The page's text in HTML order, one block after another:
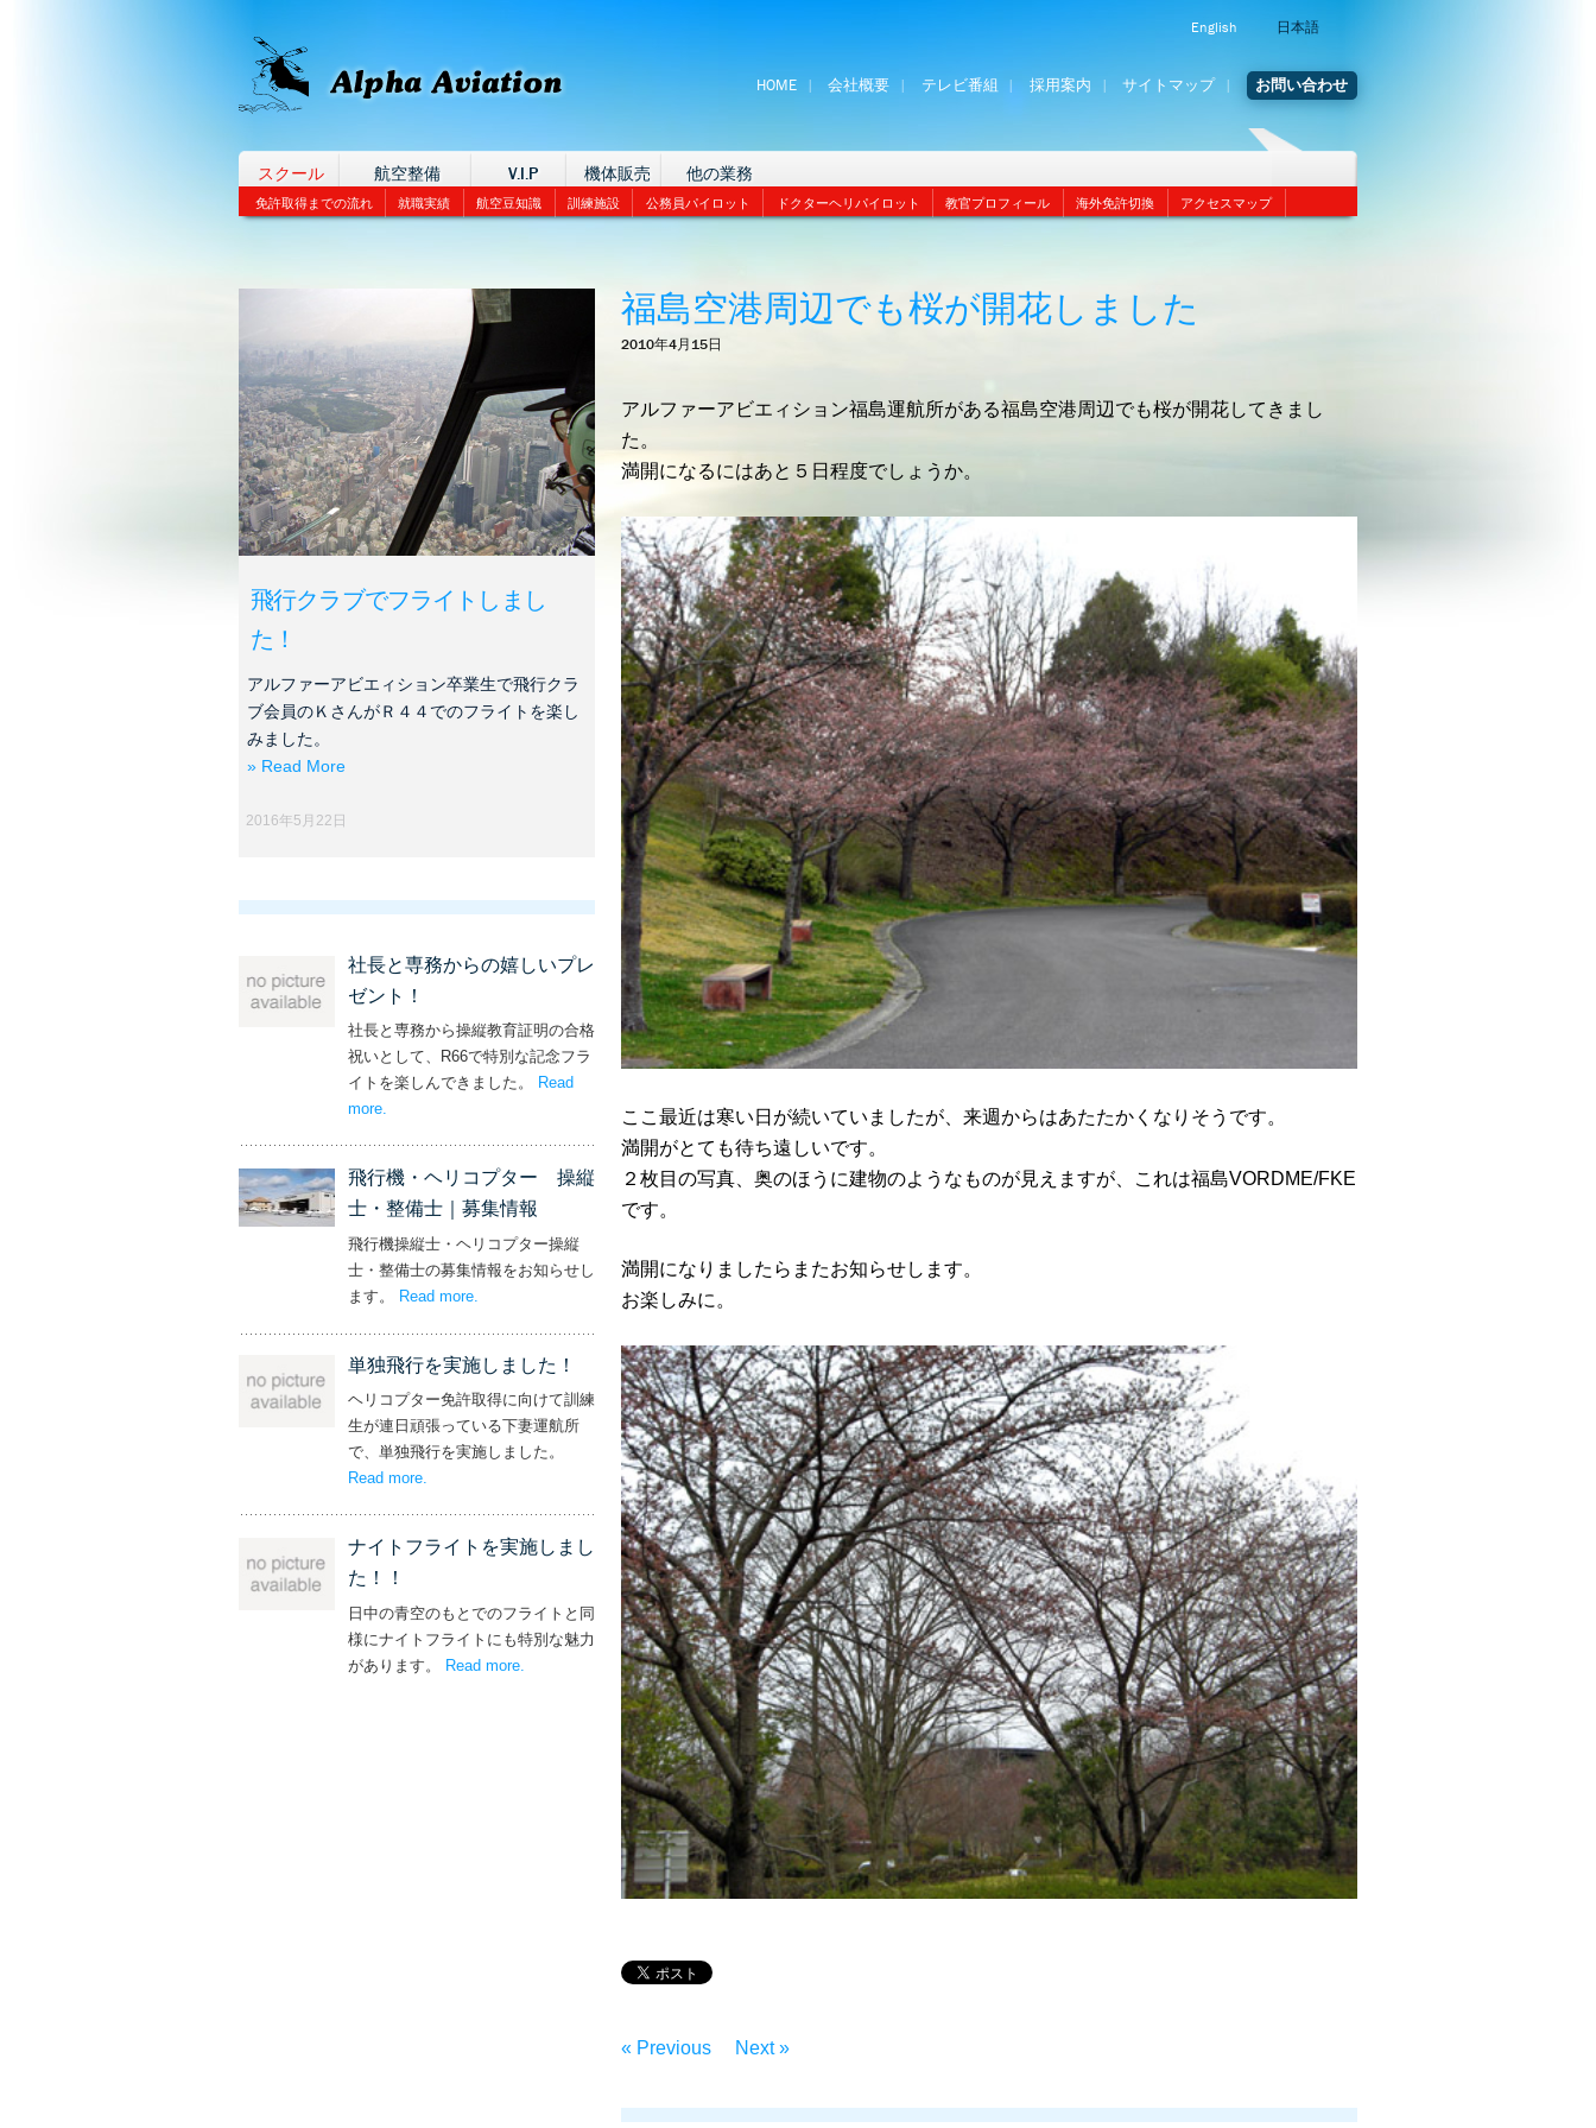
English 日本語
HOME 会社概要 テレビ番組 採用案内 サイトマップ お問い合わせ
スクール 航空整備 V.I.P 機体販売 他の業務
免許取得までの流れ 就職実績 航空豆知識 訓練施設 公務員パイロット ドクターヘリパイロット 教官プロフィール 海外免許切換 アクセスマップ
福島空港周辺でも桜が開花しました
2010年4月15日
アルファーアビエィション福島運航所がある福島空港周辺でも桜が開花してきまし
た。
満開になるにはあと５日程度でしょうか。
ここ最近は寒い日が続いていましたが、来週からはあたたかくなりそうです。
満開がとても待ち遠しいです。
２枚目の写真、奥のほうに建物のようなものが見えますが、これは福島VORDME/FKE
です。
満開になりましたらまたお知らせします。
お楽しみに。
« Previous Next »
飛行クラブでフライトしまし
た！
アルファーアビエィション卒業生で飛行クラ
ブ会員のＫさんがＲ４４でのフライトを楽し
みました。
» Read More
2016年5月22日
社長と専務からの嬉しいプレ
ゼント！
社長と専務から操縦教育証明の合格
祝いとして、R66で特別な記念フラ
イトを楽しんできました。
Read
more– ‘社長と専務からの嬉しいプレゼント！’
.
飛行機・ヘリコプター 操縦
士・整備士｜募集情報
飛行機操縦士・ヘリコプター操縦
士・整備士の募集情報をお知らせし
ます。
Read more – ‘飛行機・ヘリコプター 操縦士・整備士｜募集情報’
単独飛行を実施しました！
ヘリコプター免許取得に向けて訓練
生が連日頑張っている下妻運航所
で、単独飛行を実施しました。
Read more– ‘単独飛行を実施しました！’
.
ナイトフライトを実施しまし
た！！
日中の青空のもとでのフライトと同
様にナイトフライトにも特別な魅力
があります。 Read more – ‘ナイトフライトを実施しました！！’